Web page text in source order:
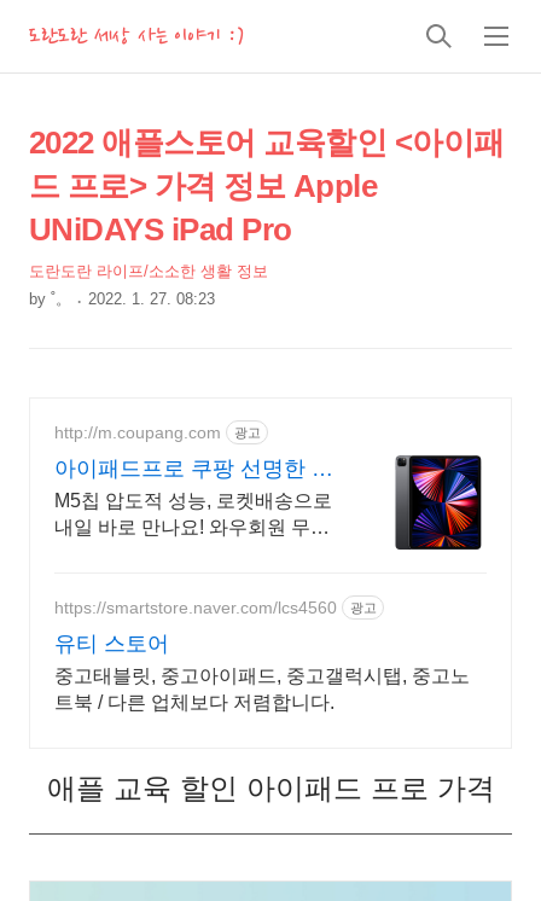
도란도란 세상 사는 이야기 :)
검
메
상
컨
텐
츠
본
제
목
2022 애플스토어 교육할인 <아이패
드 프로> 가격 정보 Apple
UNiDAYS iPad Pro
도란도란 라이프/소소한 생활 정보
by ˚。 2022. 1. 27. 08:23
http://m.coupang.com 광고
아이패드프로 쿠팡 선명한 텐
덤 OLED
M5칩 압도적 성능, 로켓배송으로
내일 바로 만나요! 와우회원 무료
https://smartstore.naver.com/lcs4560 광고
유티 스토어
중고태블릿, 중고아이패드, 중고갤럭시탭, 중고노
트북 / 다른 업체보다 저렴합니다.
애플 교육 할인 아이패드 프로 가격